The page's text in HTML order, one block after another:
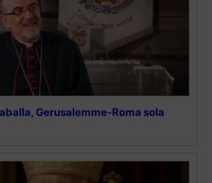
Gerusalemme-Roma sola